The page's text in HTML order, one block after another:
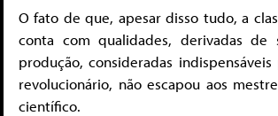
O fato de que, apesar disso tudo, a
conta com qualidades, derivadas de
produção, consideradas
revolucionário, não escapou aos
científico.